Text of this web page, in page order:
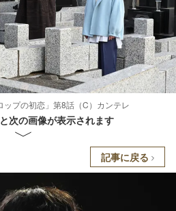
プの初恋」第8話（C）カンテレ
次の画像が表示されます
記事に戻る